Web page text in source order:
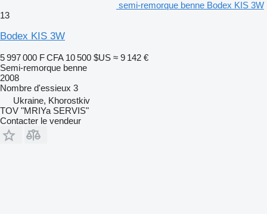
semi-remorque benne Bodex KIS 3W
13
Bodex KIS 3W
5 997 000 F CFA 10 500 $US ≈ 9 142 €
Semi-remorque benne
2008
Nombre d'essieux 3
Ukraine, Khorostkiv
TOV "MRIYa SERVIS"
Contacter le vendeur